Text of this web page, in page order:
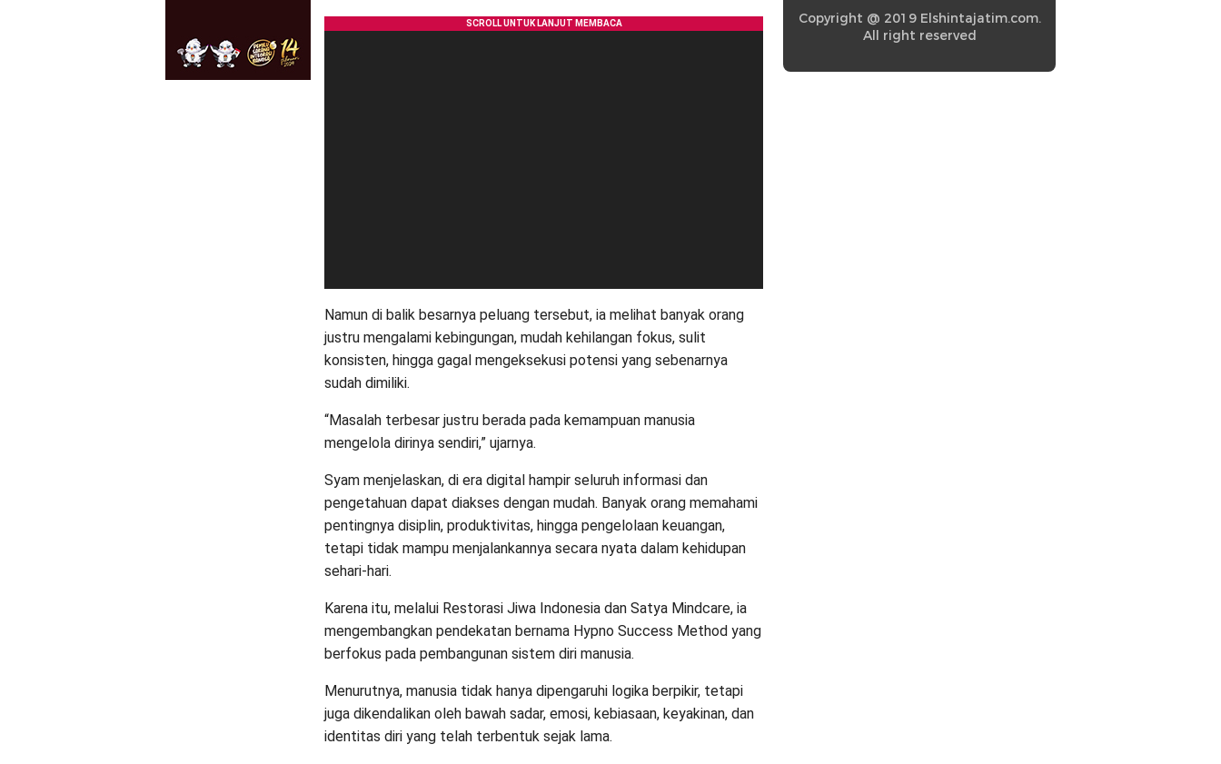
Namun di balik besarnya peluang tersebut, ia melihat banyak orang
justru mengalami kebingungan, mudah kehilangan fokus, sulit
konsisten, hingga gagal mengeksekusi potensi yang sebenarnya
sudah dimiliki.
“Masalah terbesar justru berada pada kemampuan manusia
mengelola dirinya sendiri,” ujarnya.
Syam menjelaskan, di era digital hampir seluruh informasi dan
pengetahuan dapat diakses dengan mudah. Banyak orang memahami
pentingnya disiplin, produktivitas, hingga pengelolaan keuangan,
tetapi tidak mampu menjalankannya secara nyata dalam kehidupan
sehari-hari.
Karena itu, melalui Restorasi Jiwa Indonesia dan Satya Mindcare, ia
mengembangkan pendekatan bernama Hypno Success Method yang
berfokus pada pembangunan sistem diri manusia.
Menurutnya, manusia tidak hanya dipengaruhi logika berpikir, tetapi
juga dikendalikan oleh bawah sadar, emosi, kebiasaan, keyakinan, dan
identitas diri yang telah terbentuk sejak lama.
Copyright @ 2019 Elshintajatim.com.
All right reserved